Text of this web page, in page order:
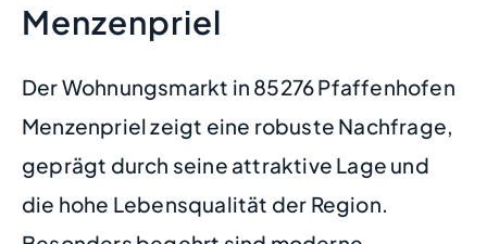
Menzenpriel
Der Wohnungsmarkt in 85276 Pfaffenhofen
Menzenpriel zeigt eine robuste Nachfrage,
geprägt durch seine attraktive Lage und
die hohe Lebensqualität der Region.